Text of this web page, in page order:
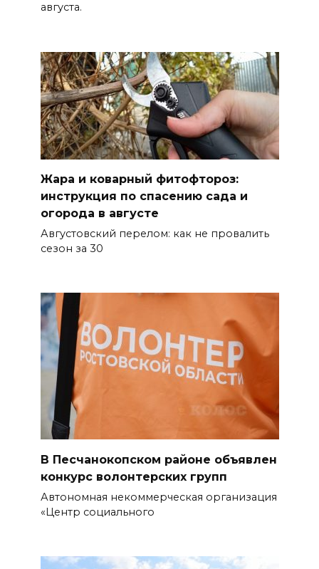
небе над Ростовской
07 августа 2026 12:15
В некоторых районах Ростова
концентрация
формальдегида в воздухе
превысила норму в 12 раз
07 августа 2026 11:56
Энергетики против стихии
07 августа 2026 11:48
формируется в войсках
беспилотных систем
07 августа 2026 11:37
С 18 августа в Ростове в пер.
Доломановском появятся еще
11 новых парковок
07 августа 2026 10:43
В Ростовской области
трудовых мигрантов
августа.
Жара и коварный фитофтороз:
инструкция по спасению сада и
огорода в августе
Августовский перелом: как не провалить
сезон за 30
В Песчанокопском районе объявлен
конкурс волонтерских групп
Автономная некоммерческая организация
«Центр социального